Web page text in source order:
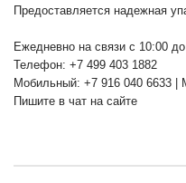
Предоставляется надежная
Ежедневно на связи с 10:00
Телефон: +7 499 403 1882
Мобильный: +7 916 040 6633 |
Пишите в чат на сайте